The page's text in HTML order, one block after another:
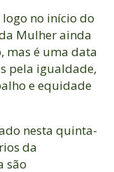
no início do
Mulher ainda
mas é uma data
pela igualdade,
e equidade
nesta quinta-
da
são